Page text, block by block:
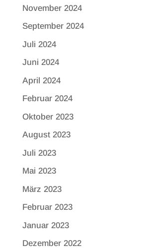
November 2024
September 2024
Juli 2024
Juni 2024
April 2024
Februar 2024
Oktober 2023
August 2023
Juli 2023
Mai 2023
März 2023
Februar 2023
Januar 2023
Dezember 2022